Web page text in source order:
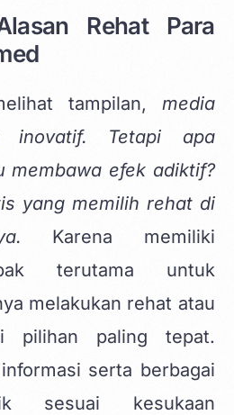
Rehat Para
tampilan, media
inovatif. Tetapi apa
membawa efek adiktif?
yang memilih rehat di
Karena memiliki
terutama untuk
melakukan rehat atau
pilihan paling tepat.
serta berbagai
sesuai kesukaan